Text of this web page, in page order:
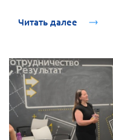
больница №31».
Читать далее